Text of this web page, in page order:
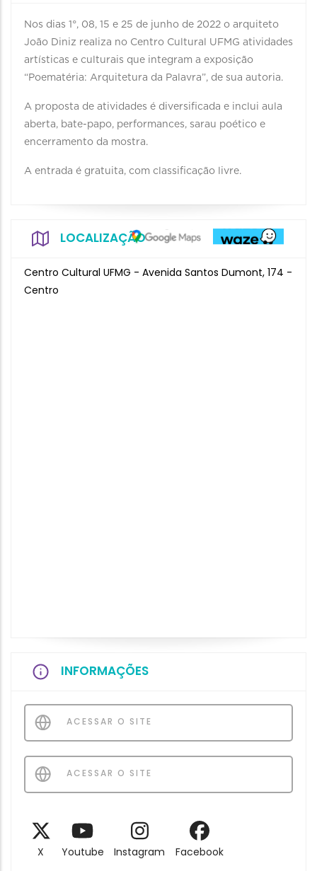
Nos dias 1°, 08, 15 e 25 de junho de 2022 o arquiteto
João Diniz realiza no Centro Cultural UFMG atividades
artísticas e culturais que integram a exposição
“Poematéria: Arquitetura da Palavra”, de sua autoria.
A proposta de atividades é diversificada e inclui aula
aberta, bate-papo, performances, sarau poético e
encerramento da mostra.
A entrada é gratuita, com classificação livre.
LOCALIZAÇÃO
Centro Cultural UFMG - Avenida Santos Dumont, 174 -
Centro
INFORMAÇÕES
ACESSAR O SITE
ACESSAR O SITE
X Youtube Instagram Facebook